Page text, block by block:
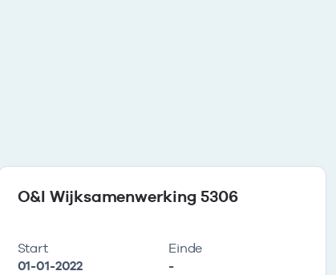
O&I Wijksamenwerking 5306
Start
01-01-2022
Einde
-